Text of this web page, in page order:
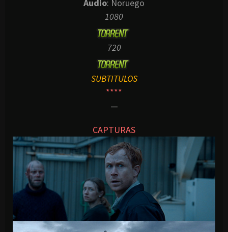
Audio: Noruego
1080
720
SUBTITULOS
****
—
CAPTURAS